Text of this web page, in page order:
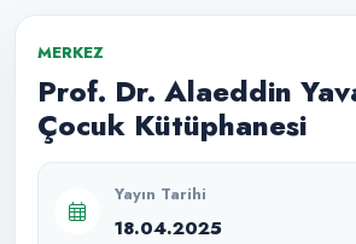
MERKEZ
Prof. Dr. Alaeddin
Çocuk Kütüphanesi
Yayın Tarihi
18.04.2025